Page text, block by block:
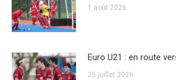
1 août 2026
Euro U21 : en route
25 juillet 2026